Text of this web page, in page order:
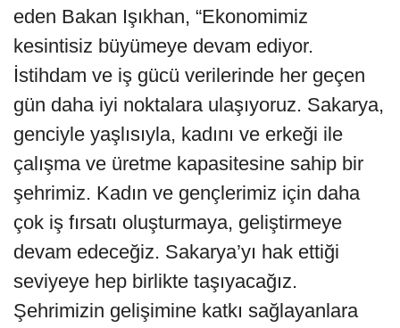
eden Bakan Işıkhan, “Ekonomimiz
kesintisiz büyümeye devam ediyor.
İstihdam ve iş gücü verilerinde her geçen
gün daha iyi noktalara ulaşıyoruz. Sakarya,
genciyle yaşlısıyla, kadını ve erkeği ile
çalışma ve üretme kapasitesine sahip bir
şehrimiz. Kadın ve gençlerimiz için daha
çok iş fırsatı oluşturmaya, geliştirmeye
devam edeceğiz. Sakarya’yı hak ettiği
seviyeye hep birlikte taşıyacağız.
Şehrimizin gelişimine katkı sağlayanlara